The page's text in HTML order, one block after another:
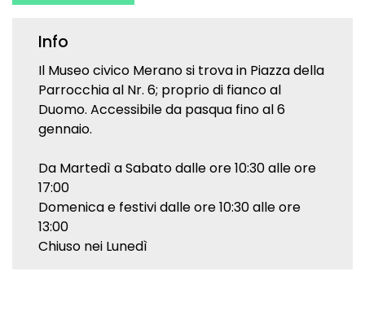
Info
Il Museo civico Merano si trova in Piazza della
Parrocchia al Nr. 6; proprio di fianco al
Duomo. Accessibile da pasqua fino al 6
gennaio.
Da Martedì a Sabato dalle ore 10:30 alle ore
17:00
Domenica e festivi dalle ore 10:30 alle ore
13:00
Chiuso nei Lunedì